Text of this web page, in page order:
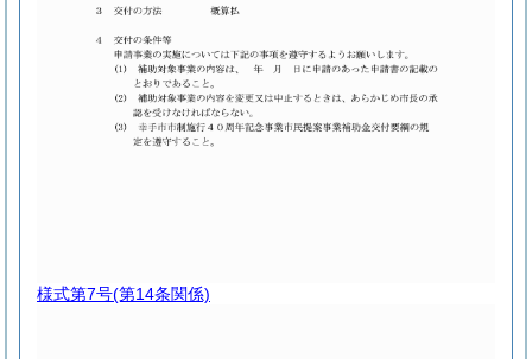
様式第7号(第14条関係)